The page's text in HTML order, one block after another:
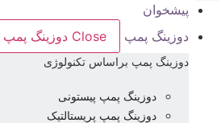
پیشخوان
دوزینگ پمپ
Close دوزینگ پمپ
دوزینگ پمپ براساس تکنولوژی
دوزینگ پمپ پیستونی
دوزینگ پمپ پریستالتیک